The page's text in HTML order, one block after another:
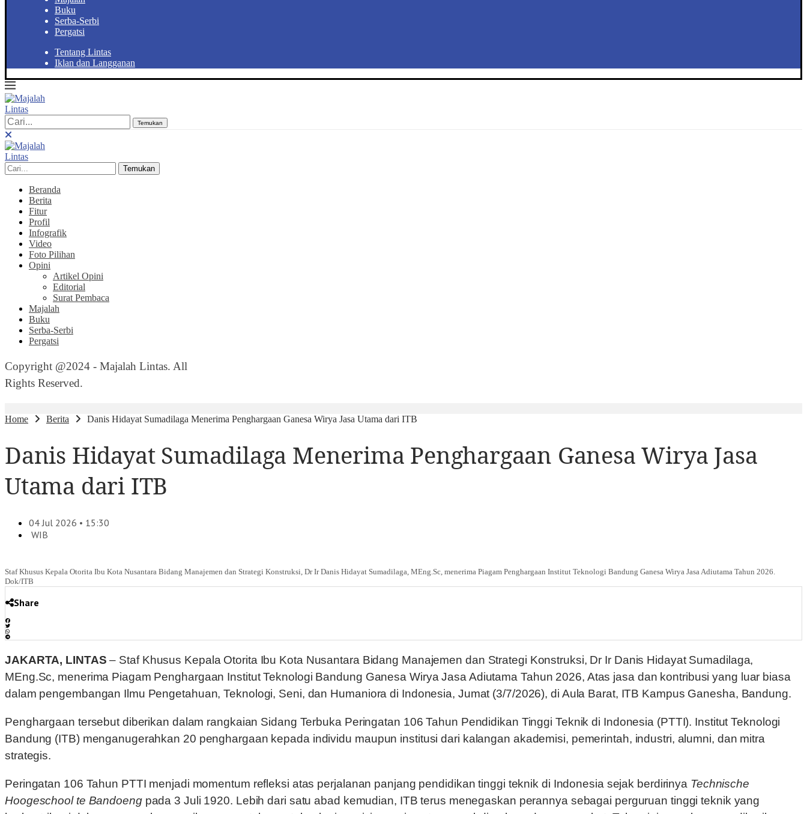
Buku
Serba-Serbi
Pergatsi
Tentang Lintas
Iklan dan Langganan
Temukan
Temukan
Beranda
Berita
Fitur
Profil
Infografik
Video
Foto Pilihan
Opini
Artikel Opini
Editorial
Surat Pembaca
Majalah
Buku
Serba-Serbi
Pergatsi
Copyright @2024 - Majalah Lintas. All
Rights Reserved.
Home Berita Danis Hidayat Sumadilaga Menerima Penghargaan Ganesa Wirya Jasa Utama dari ITB
Danis Hidayat Sumadilaga Menerima Penghargaan Ganesa Wirya Jasa
Utama dari ITB
04 Jul 2026 • 15:30
WIB
Staf Khusus Kepala Otorita Ibu Kota Nusantara Bidang Manajemen dan Strategi Konstruksi, Dr Ir Danis Hidayat Sumadilaga, MEng.Sc, menerima Piagam Penghargaan Institut Teknologi Bandung Ganesa Wirya Jasa Adiutama Tahun 2026.
Dok/ITB
Share
JAKARTA, LINTAS– Staf Khusus Kepala Otorita Ibu Kota Nusantara Bidang Manajemen dan Strategi Konstruksi, Dr Ir Danis Hidayat Sumadilaga,
MEng.Sc, menerima Piagam Penghargaan Institut Teknologi Bandung Ganesa Wirya Jasa Adiutama Tahun 2026, Atas jasa dan kontribusi yang luar biasa
dalam pengembangan Ilmu Pengetahuan, Teknologi, Seni, dan Humaniora di Indonesia, Jumat (3/7/2026), di Aula Barat, ITB Kampus Ganesha, Bandung.
Penghargaan tersebut diberikan dalam rangkaian Sidang Terbuka Peringatan 106 Tahun Pendidikan Tinggi Teknik di Indonesia (PTTI). Institut Teknologi
Bandung (ITB) menganugerahkan 20 penghargaan kepada individu maupun institusi dari kalangan akademisi, pemerintah, industri, alumni, dan mitra
strategis.
Peringatan 106 Tahun PTTI menjadi momentum refleksi atas perjalanan panjang pendidikan tinggi teknik di Indonesia sejak berdirinya Technische
Hoogeschool te Bandoengpada 3 Juli 1920. Lebih dari satu abad kemudian, ITB terus menegaskan perannya sebagai perguruan tinggi teknik yang